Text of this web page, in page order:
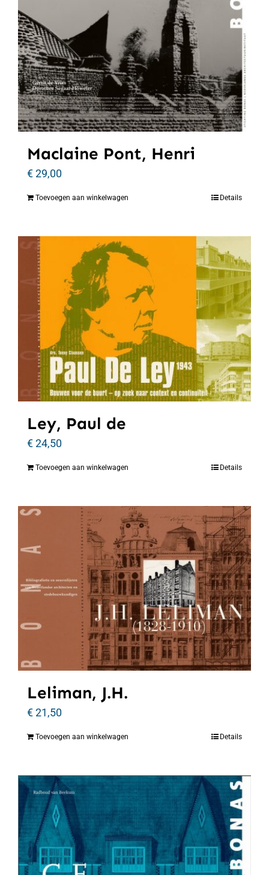
Maclaine Pont, Henri
€29,00
Toevoegen aan winkelwagen Details
Ley, Paul de
€24,50
Toevoegen aan winkelwagen Details
Leliman, J.H.
€21,50
Toevoegen aan winkelwagen Details